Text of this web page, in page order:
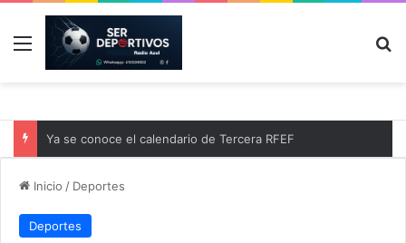
Menú
Ya se conoce el calendario de Tercera RFEF
Inicio / Deportes
Deportes